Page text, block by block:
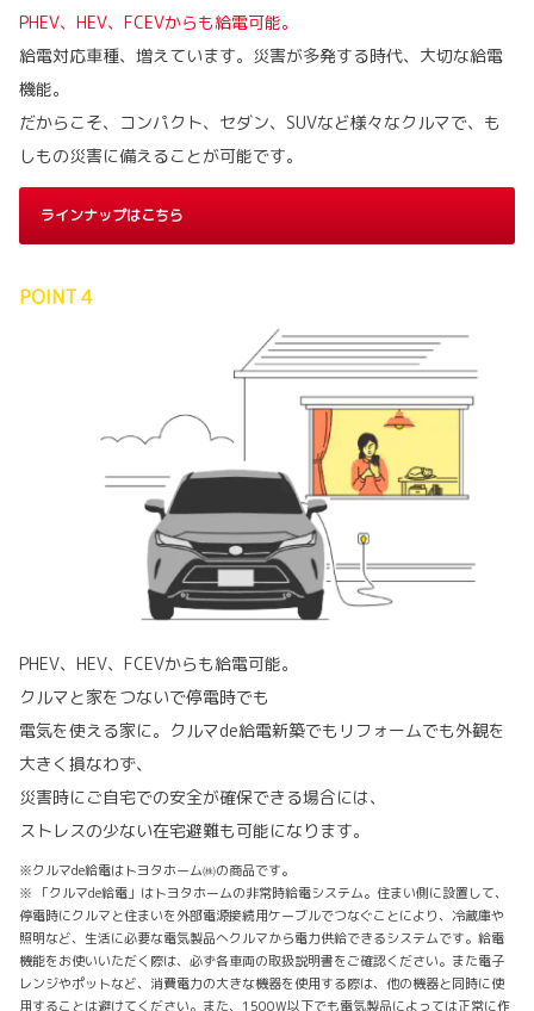
PHEV、HEV、FCEVからも給電可能。
給電対応車種、増えています。災害が多発する時代、大切な給電
機能。
だからこそ、コンパクト、セダン、SUVなど様々なクルマで、も
しもの災害に備えることが可能です。
ラインナップはこちら
POINT 4
PHEV、HEV、FCEVからも給電可能。
クルマと家をつないで停電時でも
電気を使える家に。クルマde給電新築でもリフォームでも外観を
大きく損なわず、
災害時にご自宅での安全が確保できる場合には、
ストレスの少ない在宅避難も可能になります。
※クルマde給電はトヨタホーム㈱の商品です。
※ 「クルマde給電」はトヨタホームの非常時給電システム。住まい側に設置して、
停電時にクルマと住まいを外部電源接続用ケーブルでつなぐことにより、冷蔵庫や
照明など、生活に必要な電気製品へクルマから電力供給できるシステムです。給電
機能をお使いいただく際は、必ず各車両の取扱説明書をご確認ください。また電子
レンジやポットなど、消費電力の大きな機器を使用する際は、他の機器と同時に使
用することは避けてください。また、1500W以下でも電気製品によっては正常に作